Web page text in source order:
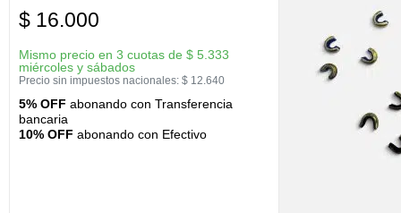
$ 16.000
Mismo precio en 3 cuotas de $ 5.333
miércoles y sábados
Precio sin impuestos nacionales: $ 12.640
5% OFF abonando con Transferencia
bancaria
10% OFF abonando con Efectivo